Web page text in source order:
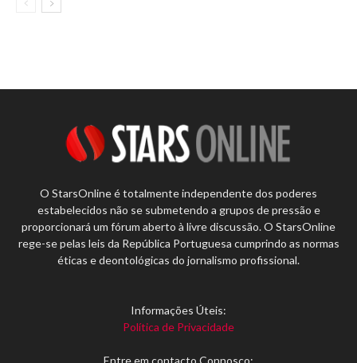
O StarsOnline é totalmente independente dos poderes
estabelecidos não se submetendo a grupos de pressão e
proporcionará um fórum aberto à livre discussão. O StarsOnline
rege-se pelas leis da República Portuguesa cumprindo as normas
éticas e deontológicas do jornalismo profissional.
Informações Úteis:
Política de Privacidade